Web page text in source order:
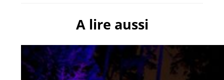
A lire aussi